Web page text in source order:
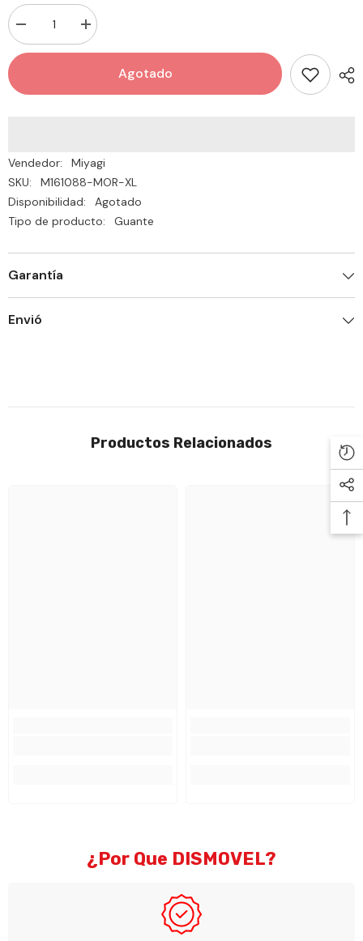
Decrementar
cantidad
de
Deporte
Incrementar
cantidad
de
Agotado
Vendedor:
Miyagi
SKU:
M161088-MOR-XL
Disponibilidad:
Agotado
Tipo de producto:
Guante
Garantía
Envió
Productos Relacionados
¿Por Que DISMOVEL?